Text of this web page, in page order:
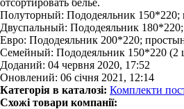
Полуторный: Пододеяльник
Двуспальный: Пододеяльник
Евро: Пододеяльник 200*220;
Семейный: Пододеяльник 150*220 (2
Доданий: 04 червня 2020, 17:52
Оновлений: 06 січня 2021, 12:14
Категорія в каталозі: Комплекти
Схожі товари компанії: